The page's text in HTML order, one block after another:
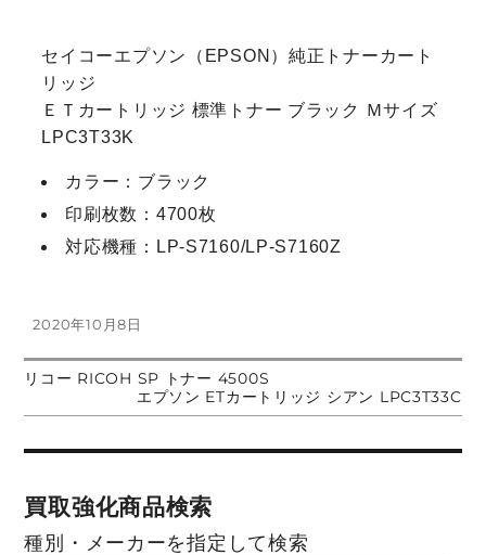
セイコーエプソン（EPSON）純正トナーカート
リッジ
ＥＴカートリッジ 標準トナー ブラック Ｍサイズ
LPC3T33K
カラー：ブラック
印刷枚数：4700枚
対応機種：LP-S7160/LP-S7160Z
投
日:
2020年10月8日
投
ビ
前
投
リコー RICOH SP トナー 4500S
の
稿:
エプソン ETカートリッジ シアン LPC3T33C
買取強化商品検索
種別・メーカーを指定して検索